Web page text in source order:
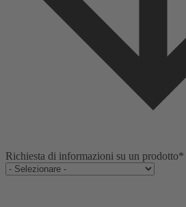
Richiesta di informazioni su un prodotto*